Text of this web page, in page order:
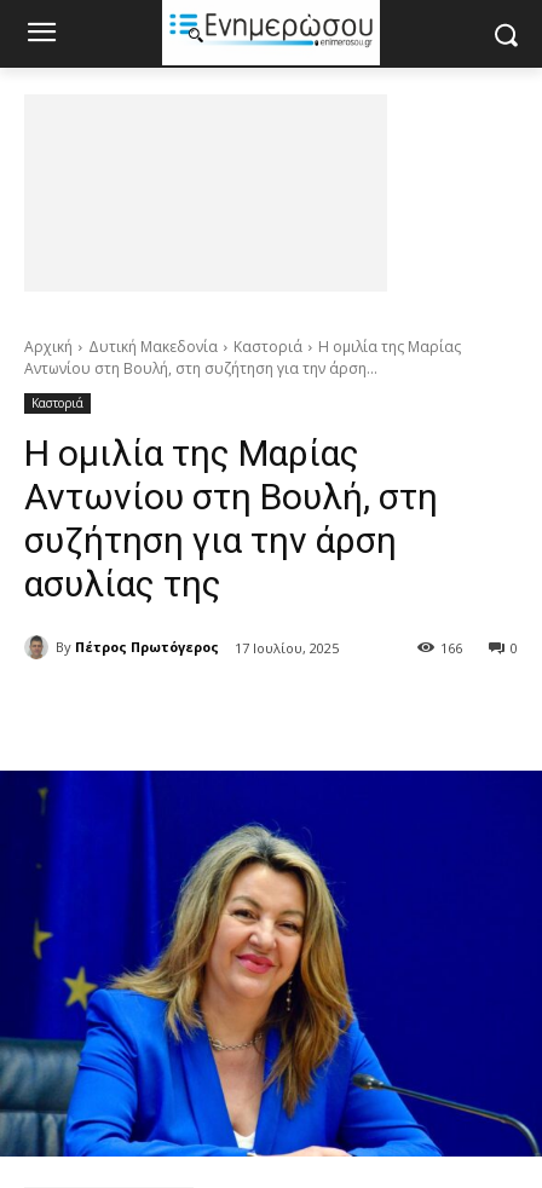
Αρχική Δυτική Μακεδονία Καστοριά
Η ομιλία της Μαρίας
Αντωνίου στη Βουλή, στη συζήτηση για την άρση...
Καστοριά
Η ομιλία της Μαρίας
Αντωνίου στη Βουλή, στη
συζήτηση για την άρση
ασυλίας της
By Πέτρος Πρωτόγερος 17 Ιουλίου, 2025 0
166